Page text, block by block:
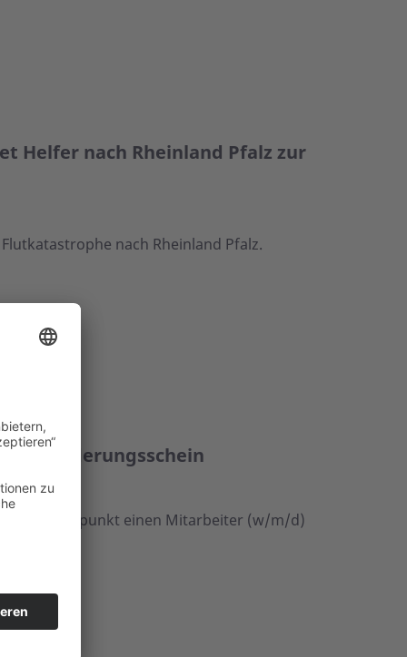
Helfer nach Rheinland Pfalz zur
nach Rheinland Pfalz.
Zeitpunkt einen Mitarbeiter (w/m/d)